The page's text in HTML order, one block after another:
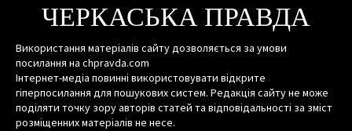
ЧЕРКАСЬКА ПРАВДА
Використання матеріалів сайту дозволяється за умови
посилання на chpravda.com
Інтернет-медіа повинні використовувати відкрите
гіперпосилання для пошукових систем. Редакція сайту не може
поділяти точку зору авторів статей та відповідальності за зміст
розміщенних матеріалів не несе.